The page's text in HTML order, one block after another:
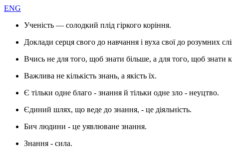
ENG
Ученість — солодкий плід гіркого коріння.
Доклади серця свого до навчання і вуха свої до розумних
Вчись не для того, щоб знати більше, а для того, щоб знати
Важлива не кількість знань, а якість їх.
Є тільки одне благо - знання й тільки одне зло - неуцтво.
Єдиний шлях, що веде до знання, - це діяльність.
Бич людини - це уявлюване знання.
Знання - сила.